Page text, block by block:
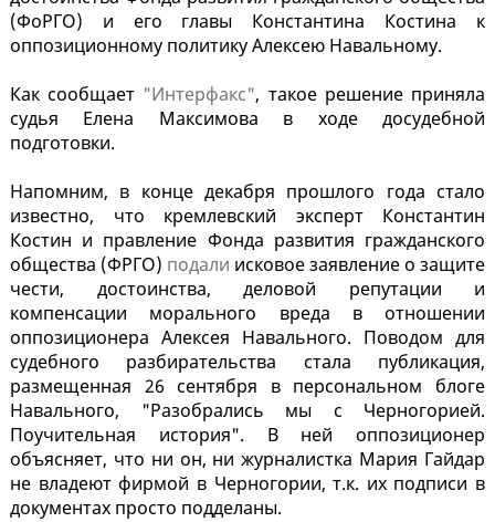
(ФоРГО) и его главы Константина Костина к
оппозиционному политику Алексею Навальному.
Как сообщает "Интерфакс", такое решение приняла
судья Елена Максимова в ходе досудебной
подготовки.
Напомним, в конце декабря прошлого года стало
известно, что кремлевский эксперт Константин
Костин и правление Фонда развития гражданского
общества (ФРГО) подали исковое заявление о защите
чести, достоинства, деловой репутации и
компенсации морального вреда в отношении
оппозиционера Алексея Навального. Поводом для
судебного разбирательства стала публикация,
размещенная 26 сентября в персональном блоге
Навального, "Разобрались мы с Черногорией.
Поучительная история". В ней оппозиционер
объясняет, что ни он, ни журналистка Мария Гайдар
не владеют фирмой в Черногории, т.к. их подписи в
документах просто подделаны.